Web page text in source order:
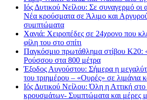
Ιός Δυτικού Νείλου: Σε συναγερμό οι
Νέα κρούσματα σε Άλιμο και
συμπτώματα
Χανιά: Χειροπέδες σε 24χρονο που
φίλη του στο σπίτι
Παγκόσμιο πρωτάθλημα στίβου Κ20:
Ρούσσου στα 800 μέτρα
Έξοδος Αυγούστου: Σήμερα η
του τριημέρου – «Ουρές» σε λιμάνια
Ιός Δυτικού Νείλου: Όλη η Αττική στο
κρουσμάτων- Συμπτώματα και μέρες